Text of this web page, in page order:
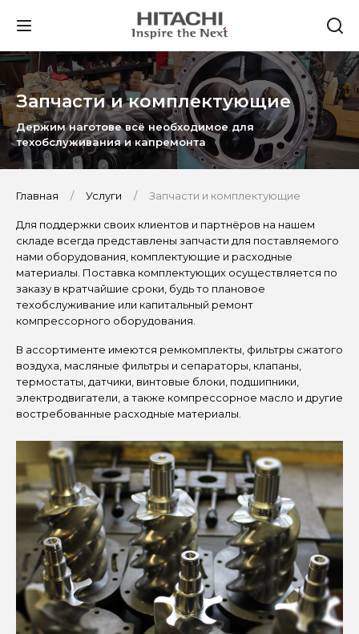
Запчасти и комплектующие
Держим наготове всё необходимое для
техобслуживания и капремонта
Главная Услуги Запчасти и комплектующие
Для поддержки своих клиентов и партнёров на нашем
складе всегда представлены запчасти для поставляемого
нами оборудования, комплектующие и расходные
материалы. Поставка комплектующих осуществляется по
заказу в кратчайшие сроки, будь то плановое
техобслуживание или капитальный ремонт
компрессорного оборудования.
В ассортименте имеются ремкомплекты, фильтры сжатого
воздуха, масляные фильтры и сепараторы, клапаны,
термостаты, датчики, винтовые блоки, подшипники,
электродвигатели, а также компрессорное масло и другие
востребованные расходные материалы.